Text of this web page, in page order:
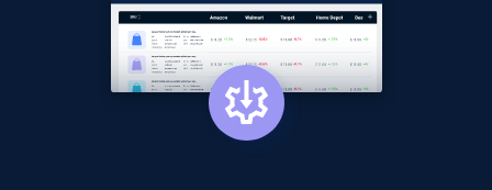
Target - Gather data on products using
specified keywords
URL, Product id, Title, Product description,
Rating, Reviews count, Initial price, Discount,